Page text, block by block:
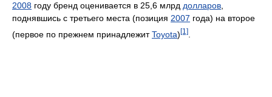
2008 году бренд оценивается в 25,6 млрд долларов
поднявшись с третьего места (позиция 2007 года) на второе
(первое по прежнем принадлежитToyota)[1]